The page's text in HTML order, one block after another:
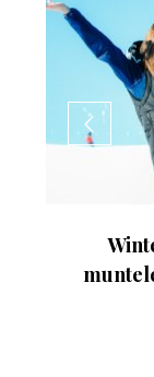
stop: